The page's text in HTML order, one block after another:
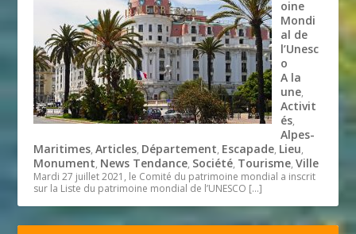
oine
Mondi
al de
l’Unesc
o
A la
une,
Activit
és,
Alpes-
Maritimes,Articles, Département, Escapade, Lieu,
Monument, News Tendance, Société, Tourisme,Ville
Mardi 27 juillet 2021, le Comité du patrimoine mondial a inscrit
sur la Liste du patrimoine mondial de l’UNESCO […]